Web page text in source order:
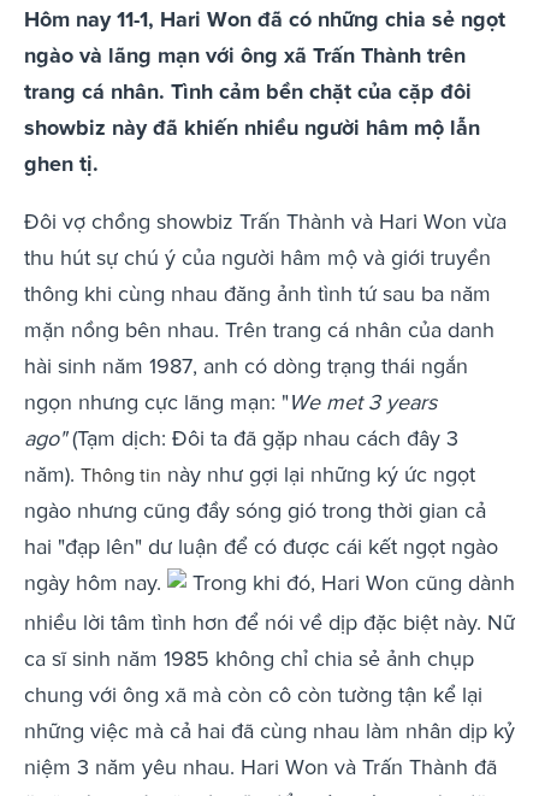
Hôm nay 11-1, Hari Won đã có những chia sẻ ngọt
ngào và lãng mạn với ông xã Trấn Thành trên
trang cá nhân. Tình cảm bền chặt của cặp đôi
showbiz này đã khiến nhiều người hâm mộ lẫn
ghen tị.
Đôi vợ chồng showbiz Trấn Thành và Hari Won vừa
thu hút sự chú ý của người hâm mộ và giới truyền
thông khi cùng nhau đăng ảnh tình tứ sau ba năm
mặn nồng bên nhau. Trên trang cá nhân của danh
hài sinh năm 1987, anh có dòng trạng thái ngắn
ngọn nhưng cực lãng mạn: "We met 3 years
ago"(Tạm dịch: Đôi ta đã gặp nhau cách đây 3
năm). Thông tin này như gợi lại những ký ức ngọt
ngào nhưng cũng đầy sóng gió trong thời gian cả
hai "đạp lên" dư luận để có được cái kết ngọt ngào
ngày hôm nay.
Trong khi đó, Hari Won cũng dành
nhiều lời tâm tình hơn để nói về dịp đặc biệt này. Nữ
ca sĩ sinh năm 1985 không chỉ chia sẻ ảnh chụp
chung với ông xã mà còn cô còn tường tận kể lại
những việc mà cả hai đã cùng nhau làm nhân dịp kỷ
niệm 3 năm yêu nhau. Hari Won và Trấn Thành đã